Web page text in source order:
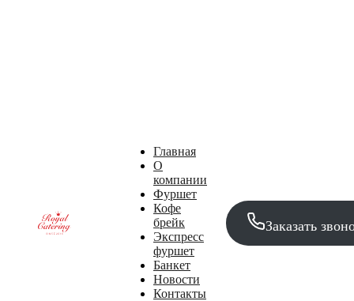
Главная
О
компании
Фуршет
Кофе
брейк
Экспресс
фуршет
Банкет
Новости
Контакты
Заказать